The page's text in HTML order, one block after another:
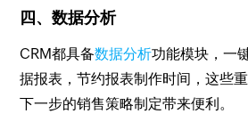
四、数据分析
CRM都具备数据分析功能模块，一
据报表，节约报表制作时间，这些
下一步的销售策略制定带来便利。